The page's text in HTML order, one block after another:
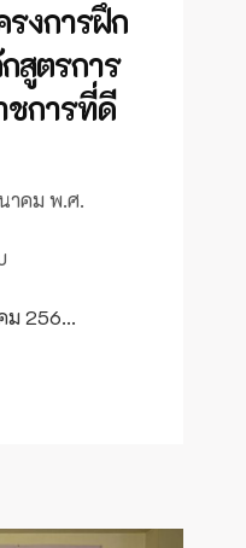
รงการฝึก
สูตรการ
ชการที่ดี
าคม พ.ศ.
ม 256...